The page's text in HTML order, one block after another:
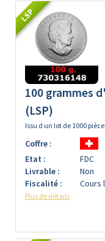
LSP
100 grammes
(LSP)
Issu d un lot de 1000
Coffre :
Etat :
FDC
Livrable :
Non
Fiscalité :
Cours
Plus de détails